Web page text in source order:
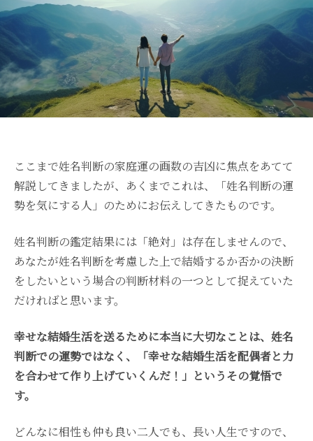
ここまで姓名判断の家庭運の画数の吉凶に焦点をあてて
解説してきましたが、あくまでこれは、「姓名判断の運
勢を気にする人」のためにお伝えしてきたものです。
姓名判断の鑑定結果には「絶対」は存在しませんので、
あなたが姓名判断を考慮した上で結婚するか否かの決断
をしたいという場合の判断材料の一つとして捉えていた
だければと思います。
幸せな結婚生活を送るために本当に大切なことは、姓名
判断での運勢ではなく、「幸せな結婚生活を配偶者と力
を合わせて作り上げていくんだ！」というその覚悟で
す。
どんなに相性も仲も良い二人でも、長い人生ですので、